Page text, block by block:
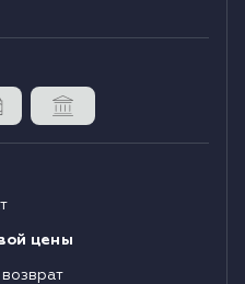
цены
возврат